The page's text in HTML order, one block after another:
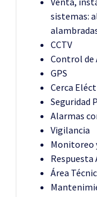
sistemas:
CCTV
Control de
GPS
Cerca
Seguridad
Alarmas
Vigilancia
Monitoreo
Respuesta
Área